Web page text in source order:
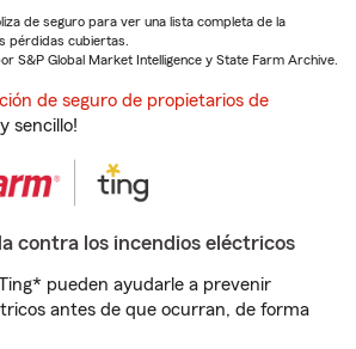
de seguro para ver una lista completa de la
pérdidas cubiertas.
S&P Global Market Intelligence y State Farm Archive.
de seguro de propietarios de
sencillo!
contra los incendios eléctricos
pueden ayudarle a prevenir
antes de que ocurran, de forma